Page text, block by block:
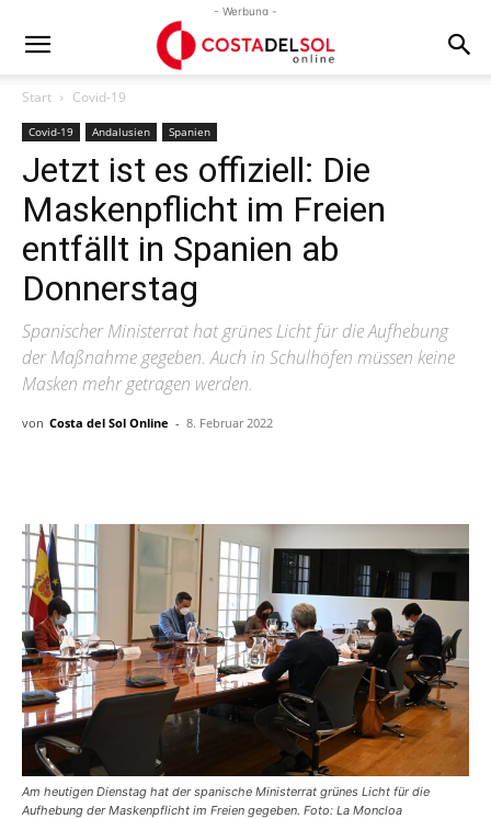
- Werbung -
Start Covid-19
Covid-19 Andalusien Spanien
Jetzt ist es offiziell: Die
Maskenpflicht im Freien
entfällt in Spanien ab
Donnerstag
Spanischer Ministerrat hat grünes Licht für die Aufhebung
der Maßnahme gegeben. Auch in Schulhöfen müssen keine
Masken mehr getragen werden.
von Costa del Sol Online - 8. Februar 2022
Am heutigen Dienstag hat der spanische Ministerrat grünes Licht für die
Aufhebung der Maskenpflicht im Freien gegeben. Foto: La Moncloa